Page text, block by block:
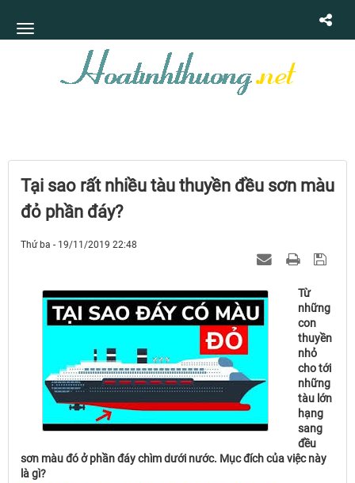
Tại sao rất nhiều tàu thuyền đều sơn màu
đỏ phần đáy?
Thứ ba - 19/11/2019 22:48
Từ
những
con
thuyền
nhỏ
cho tới
những
tàu lớn
hạng
sang
đều
sơn màu đó ở phần đáy chìm dưới nước. Mục đích của việc này
là gì?